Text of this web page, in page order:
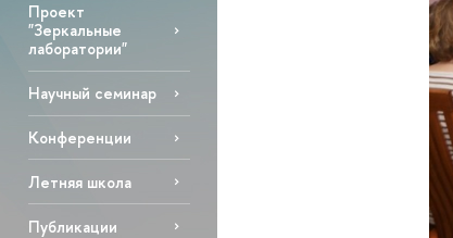
Проект
"Зеркальные
лаборатории"
Научный семинар
Конференции
Летняя школа
Публикации